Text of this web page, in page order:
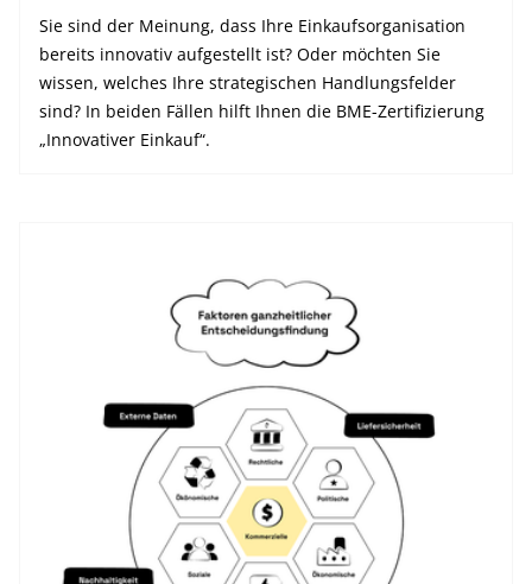
Sie sind der Meinung, dass Ihre Einkaufsorganisation
bereits innovativ aufgestellt ist? Oder möchten Sie
wissen, welches Ihre strategischen Handlungsfelder
sind? In beiden Fällen hilft Ihnen die BME-Zertifizierung
„Innovativer Einkauf“.